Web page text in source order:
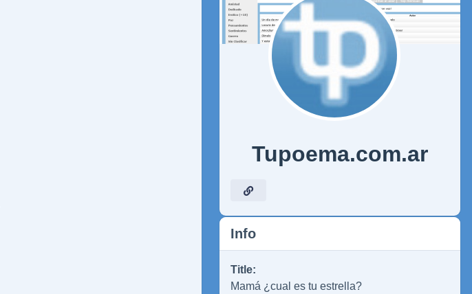
Tupoema.com.ar
Info
Title:
Mamá ¿cual es tu estrella?